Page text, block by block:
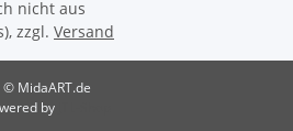
nicht aus
zzgl. Versand
© MidaART.de
by